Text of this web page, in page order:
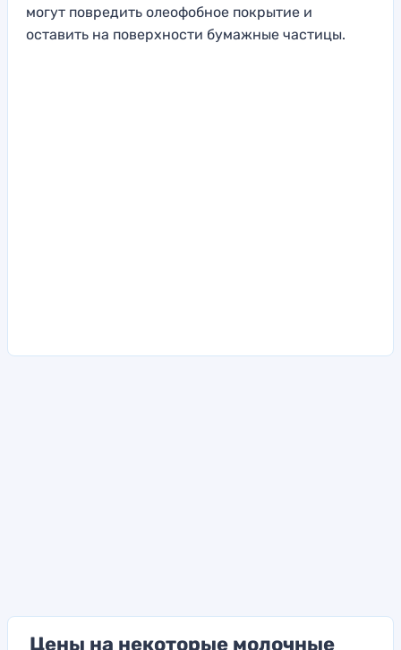
могут повредить олеофобное покрытие и
оставить на поверхности бумажные частицы.
Цены на некоторые молочные